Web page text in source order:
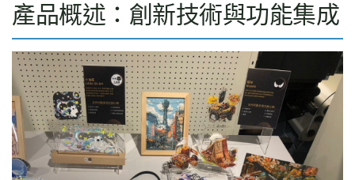
產品概述：創新技術與功能集成